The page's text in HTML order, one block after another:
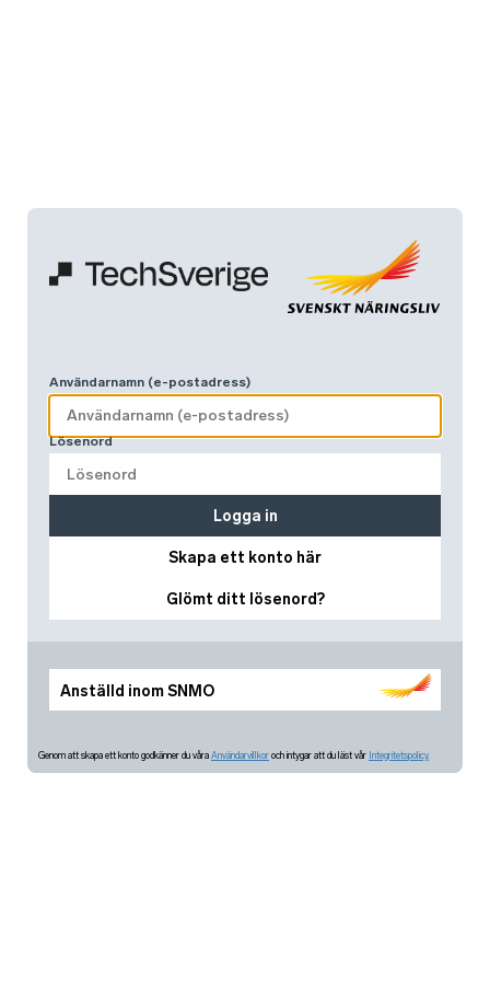
Anställd inom SNMO
Användarnamn (e-postadress)
Lösenord
Skapa ett konto här
Glömt ditt lösenord?
Logga in
Genom att skapa ett konto godkänner du våra Användarvillkor och intygar att du läst vår Integritetspolicy.